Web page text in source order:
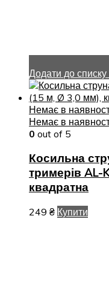
Додати до
Немає в
Немає в
0 out of 5
Косильна
тримерів AL-
квадратна
249 ₴ Купити